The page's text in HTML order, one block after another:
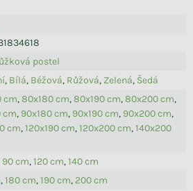
postel
, Bílá, Béžová, Růžová, Zelená, Šedá
cm,80x180 cm,80x190 cm,80x200 cm,
cm, 90x180 cm, 90x190 cm, 90x200 cm,
cm,120x190 cm,120x200 cm,140x200
90 cm,120 cm,140 cm
,180 cm,190 cm, 200 cm